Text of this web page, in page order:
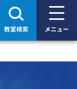
教室検索 メニュー